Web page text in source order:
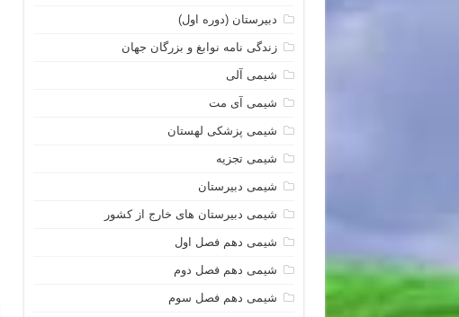
دبیرستان (دوره اول)
زندگی نامه نوابغ و بزرگان جهان
شیمی آلی
شیمی آی مت
شیمی پزشکی لهستان
شیمی تجزیه
شیمی دبیرستان
شیمی دبیرستان های خارج از کشور
شیمی دهم فصل اول
شیمی دهم فصل دوم
شیمی دهم فصل سوم